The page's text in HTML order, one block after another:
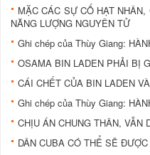
MẶC CÁC SỰ CỐ HẠT
NĂNG LƯỢNG NGUYÊN TỬ
Ghi chép của Thùy Giang:
OSAMA BIN LADEN PHẢI BỊ
CÁI CHẾT CỦA BIN LADEN
Ghi chép của Thùy Giang:
CHỊU ÁN CHUNG THÂN, VẪN
DÂN CUBA CÓ THỂ SẼ